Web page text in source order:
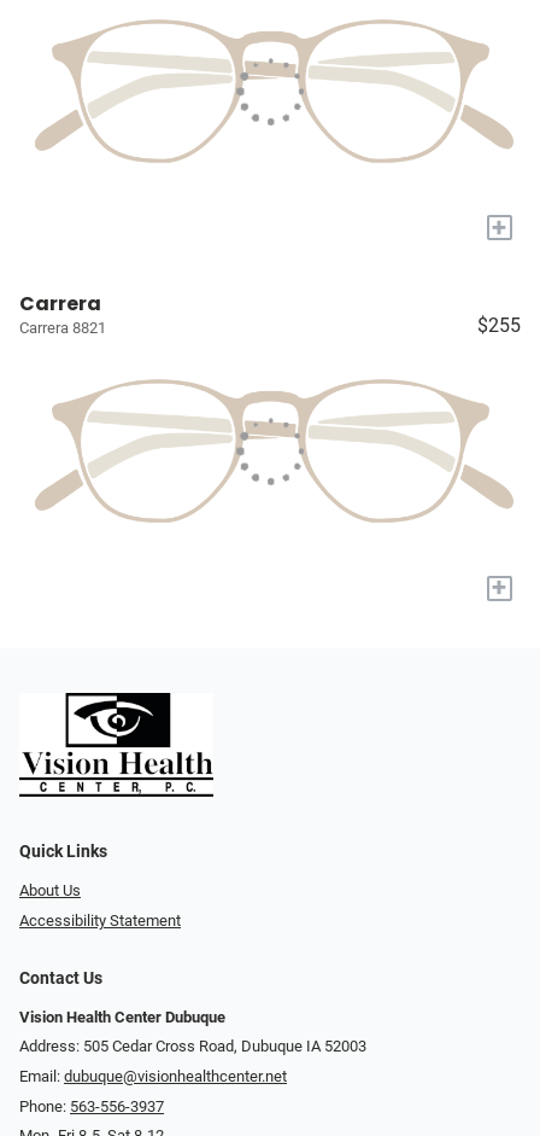
+
Carrera
Carrera 8821 $255
+
Quick Links
About Us
Accessibility Statement
Contact Us
Vision Health Center Dubuque
Address: 505 Cedar Cross Road, Dubuque IA 52003
Email: dubuque@visionhealthcenter.net
Phone: 563-556-3937